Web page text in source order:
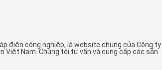
điện công nghiệp, là website chung của Công ty
Việt Nam. Chúng tôi tư vấn và cung cấp các sản